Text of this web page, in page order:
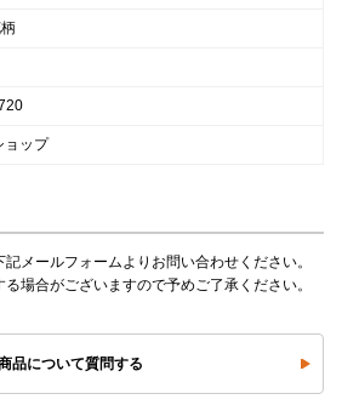
ョップ
メールフォームよりお問い合わせください。
場合がございますので予めご了承ください。
品について質問する